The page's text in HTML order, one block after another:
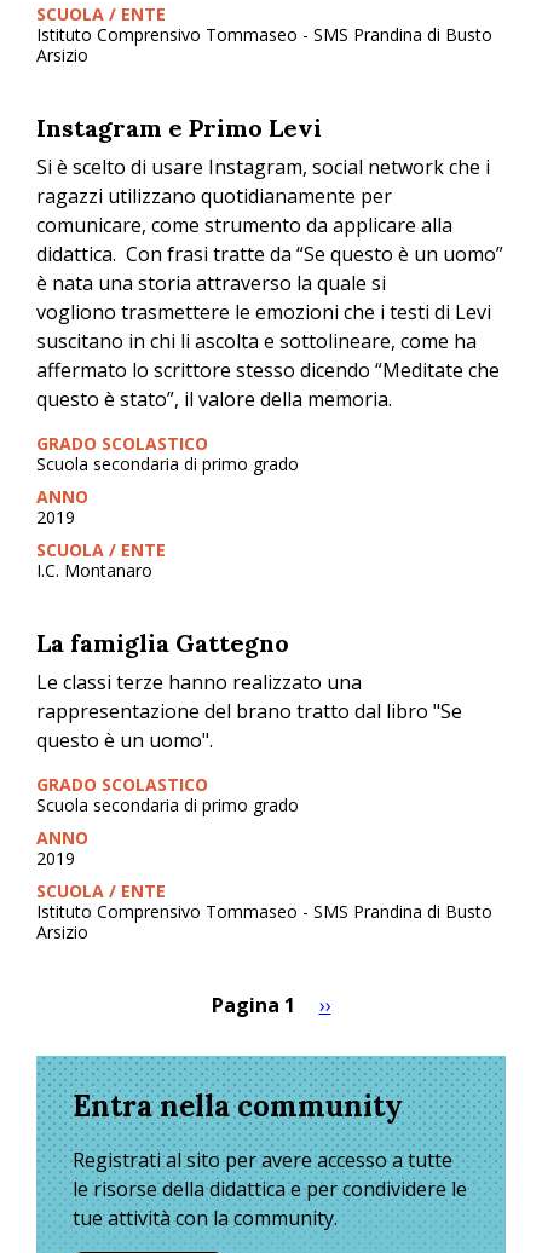
SCUOLA / ENTE
Istituto Comprensivo Tommaseo - SMS Prandina di Busto
Arsizio
Instagram e Primo Levi
Si è scelto di usare Instagram, social network che i
ragazzi utilizzano quotidianamente per
comunicare, come strumento da applicare alla
didattica. Con frasi tratte da “Se questo è un uomo”
è nata una storia attraverso la quale si
vogliono trasmettere le emozioni che i testi di Levi
suscitano in chi li ascolta e sottolineare, come ha
affermato lo scrittore stesso dicendo “Meditate che
questo è stato”, il valore della memoria.
GRADO SCOLASTICO
Scuola secondaria di primo grado
ANNO
2019
SCUOLA / ENTE
I.C. Montanaro
La famiglia Gattegno
Le classi terze hanno realizzato una
rappresentazione del brano tratto dal libro "Se
questo è un uomo".
GRADO SCOLASTICO
Scuola secondaria di primo grado
ANNO
2019
SCUOLA / ENTE
Istituto Comprensivo Tommaseo - SMS Prandina di Busto
Arsizio
Pagina 1
Pagina
››
Entra nella community
Registrati al sito per avere accesso a tutte
le risorse della didattica e per condividere le
tue attività con la community.